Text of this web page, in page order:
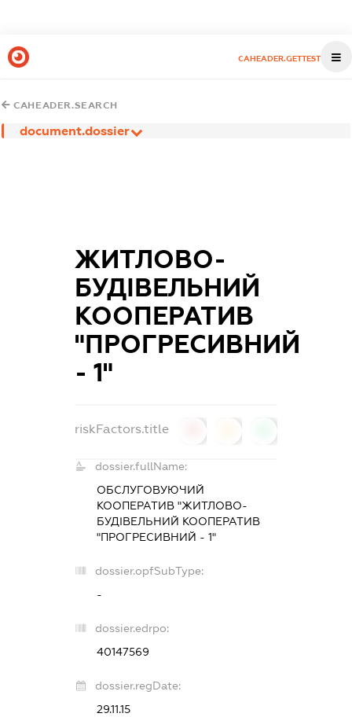
CAHEADER.GETTEST
CAHEADER.SEARCH
document.dossier
ЖИТЛОВО-
БУДІВЕЛЬНИЙ
КООПЕРАТИВ
"ПРОГРЕСИВНИЙ
- 1"
riskFactors.title
dossier.fullName:
ОБСЛУГОВУЮЧИЙ
КООПЕРАТИВ "ЖИТЛОВО-
БУДІВЕЛЬНИЙ КООПЕРАТИВ
"ПРОГРЕСИВНИЙ - 1"
dossier.opfSubType:
-
dossier.edrpo:
40147569
dossier.regDate:
29.11.15